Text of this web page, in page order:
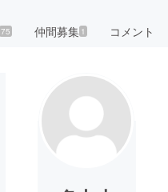
75 仲間募集 1 コメント